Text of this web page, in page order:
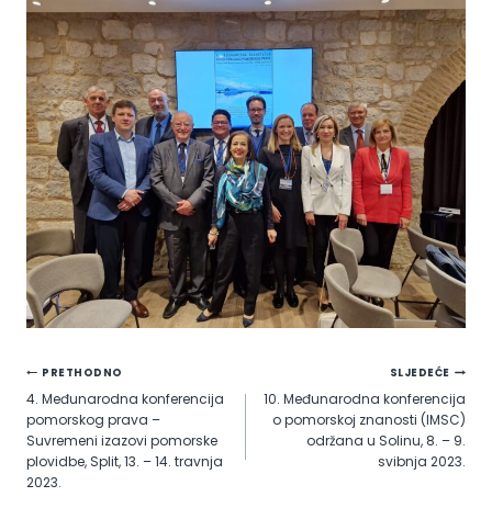
Navigacija
objava
PRETHODNO
4. Međunarodna konferencija
pomorskog prava –
Suvremeni izazovi pomorske
plovidbe, Split, 13. – 14. travnja
2023.
SLJEDEĆE
10. Međunarodna konferencija
o pomorskoj znanosti (IMSC)
održana u Solinu, 8. – 9.
svibnja 2023.